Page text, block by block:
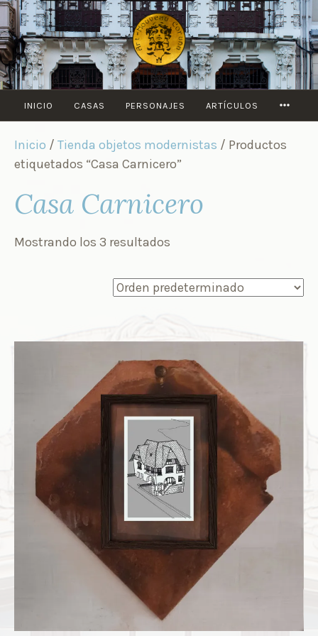
Saltar
al
contenido
INICIO CASAS PERSONAJES ARTÍCULOS
Inicio / Tienda objetos modernistas / Productos
etiquetados “Casa Carnicero”
Casa Carnicero
Mostrando los 3 resultados